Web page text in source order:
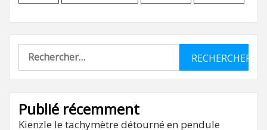
Rechercher :
Publié récemment
Kienzle le tachymètre détourné en pendule